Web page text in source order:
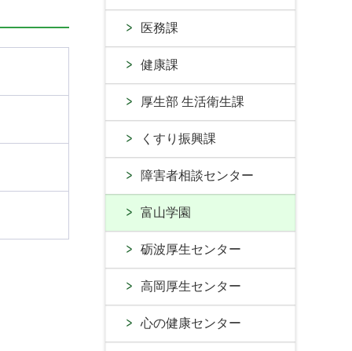
医務課
健康課
厚生部 生活衛生課
くすり振興課
障害者相談センター
富山学園
砺波厚生センター
高岡厚生センター
心の健康センター